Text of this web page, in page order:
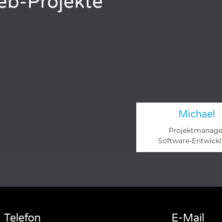
Michael
Software-
Telefon E-Mail